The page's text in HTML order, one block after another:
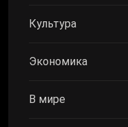
Культура
Экономика
В мире